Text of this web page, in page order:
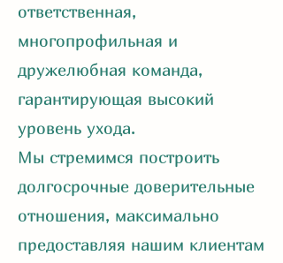
ответственная,
многопрофильная и
дружелюбная команда,
гарантирующая высокий
уровень ухода.
Мы стремимся построить
долгосрочные доверительные
отношения, максимально
предоставляя нашим клиентам